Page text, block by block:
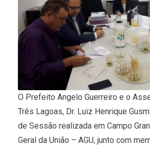
O Prefeito Angelo Guerreiro e o
Três Lagoas, Dr. Luiz Henrique
de Sessão realizada em Campo
Geral da União – AGU, junto com